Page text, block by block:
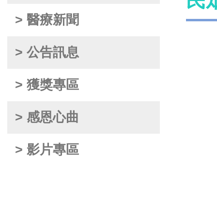
> 醫療新聞
> 公告訊息
> 獲獎專區
> 感恩心曲
> 影片專區